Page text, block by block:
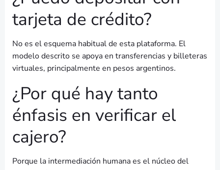
tarjeta de crédito?
No es el esquema habitual de esta plataforma. El
modelo descrito se apoya en transferencias y billeteras
virtuales, principalmente en pesos argentinos.
¿Por qué hay tanto
énfasis en verificar el
cajero?
Porque la intermediación humana es el núcleo del